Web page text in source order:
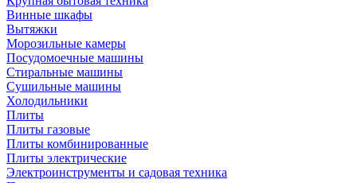
Винные шкафы
Вытяжки
Морозильные камеры
Посудомоечные машины
Стиральные машины
Сушильные машины
Холодильники
Плиты
Плиты газовые
Плиты комбинированные
Плиты электрические
Электроинструменты и садовая техника